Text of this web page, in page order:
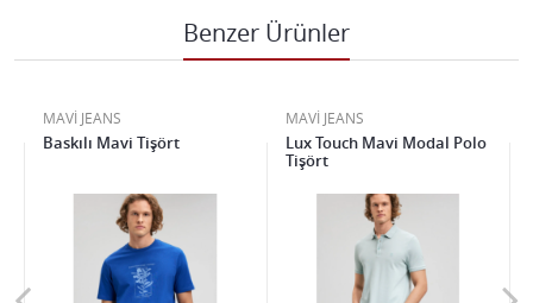
Benzer Ürünler
MAVİ JEANS
Baskılı Mavi Tişört
MAVİ JEANS
Lux Touch Mavi Modal Polo
Tişört